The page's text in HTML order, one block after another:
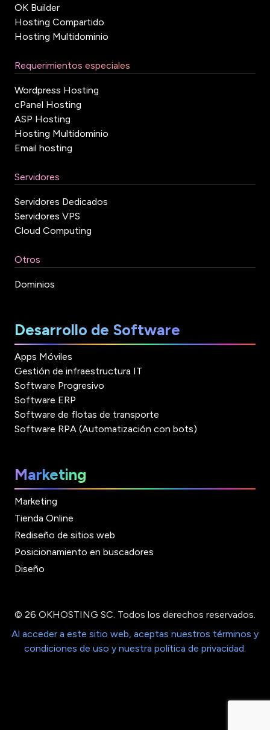
OK Builder
Hosting Compartido
Hosting Multidominio
Requerimientos especiales
Wordpress Hosting
cPanel Hosting
ASP Hosting
Hosting Multidominio
Email hosting
Servidores
Servidores Dedicados
Servidores VPS
Cloud Computing
Otros
Dominios
Desarrollo de Software
Apps Móviles
Gestión de infraestructura IT
Software Progresivo
Software ERP
Software de flotas de transporte
Software RPA (Automatización con bots)
Marketing
Marketing
Tienda Online
Rediseño de sitios web
Posicionamiento en buscadores
Diseño
© 26 OKHOSTING SC. Todos los derechos reservados.
Al acceder a este sitio web, aceptas nuestros términos y
condiciones de uso y nuestra política de privacidad.